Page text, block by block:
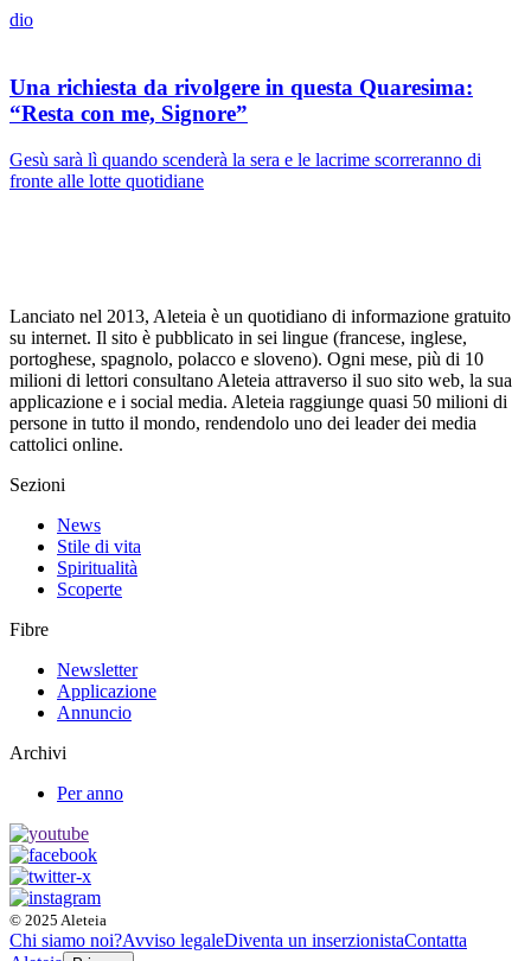
dio
Una richiesta da rivolgere in questa Quaresima:
“Resta con me, Signore”
Gesù sarà lì quando scenderà la sera e le lacrime scorreranno di
fronte alle lotte quotidiane
Lanciato nel 2013, Aleteia è un quotidiano di informazione gratuito
su internet. Il sito è pubblicato in sei lingue (francese, inglese,
portoghese, spagnolo, polacco e sloveno). Ogni mese, più di 10
milioni di lettori consultano Aleteia attraverso il suo sito web, la sua
applicazione e i social media. Aleteia raggiunge quasi 50 milioni di
persone in tutto il mondo, rendendolo uno dei leader dei media
cattolici online.
Sezioni
News
Stile di vita
Spiritualità
Scoperte
Fibre
Newsletter
Applicazione
Annuncio
Archivi
Per anno
© 2025 Aleteia
Chi siamo noi?Avviso legaleDiventa un inserzionistaContatta